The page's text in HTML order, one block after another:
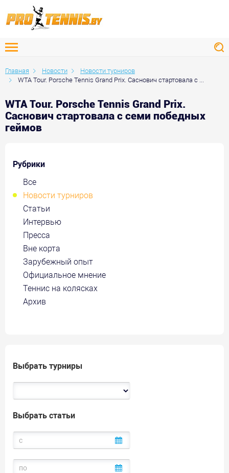
Главная Новости
Новости турниров
WTA Tour. Porsche Tennis Grand Prix. Саснович стартовала с ...
WTA Tour. Porsche Tennis Grand Prix.
Саснович стартовала с семи победных
геймов
Рубрики
Все
Новости турниров
Статьи
Интервью
Пресса
Вне корта
Зарубежный опыт
Официальное мнение
Теннис на колясках
Архив
Выбрать турниры
Выбрать статьи